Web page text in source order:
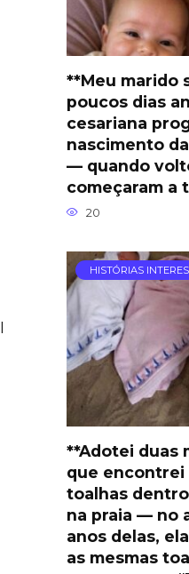
**Meu marido
poucos dias
cesariana
nascimento
— quando
começaram a
20
HISTÓRIAS
**Adotei duas
que encontrei
toalhas
na praia — no
anos delas,
as mesmas